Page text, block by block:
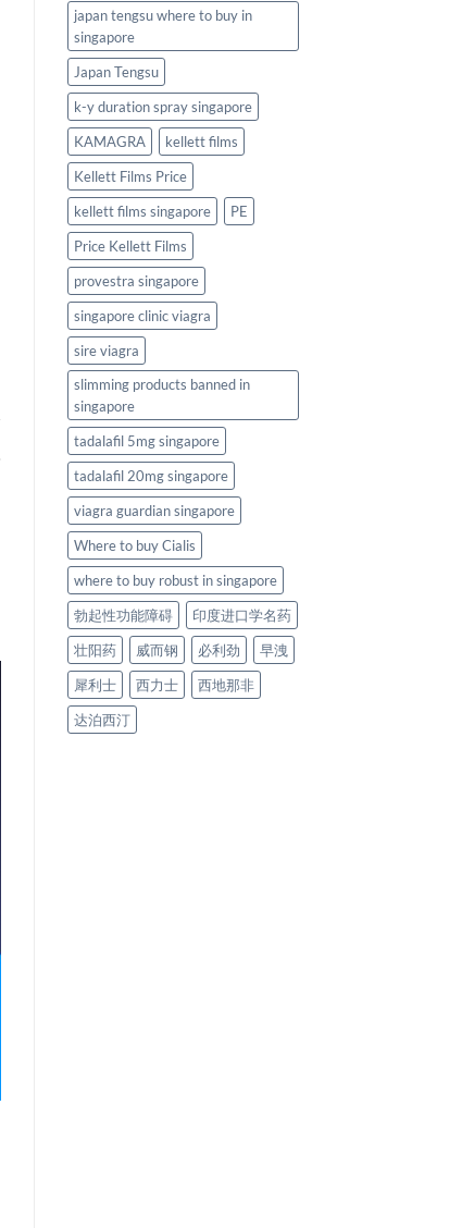
japan tengsu where to buy in
singapore
Japan Tengsu
k-y duration spray singapore
KAMAGRA
kellett films
Kellett Films Price
kellett films singapore
PE
Price Kellett Films
provestra singapore
singapore clinic viagra
sire viagra
slimming products banned in
singapore
tadalafil 5mg singapore
tadalafil 20mg singapore
viagra guardian singapore
Where to buy Cialis
where to buy robust in singapore
勃起性功能障碍
印度进口学名药
壮阳药
威而钢 必利劲
早洩
犀利士
西力士
西地那非
达泊西汀